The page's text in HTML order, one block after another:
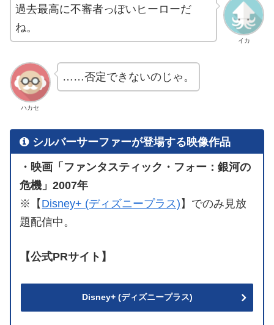
イカ
過去最高に不審者っぽいヒーローだ
ね。
ハカセ
……否定できないのじゃ。
シルバーサーファーが登場する映像作品
・映画「ファンタスティック・フォー：銀河の
危機」2007年
※【 Disney+ (ディズニープラス) 】でのみ見放
題配信中。
【公式PRサイト】
Disney+ (ディズニープラス)